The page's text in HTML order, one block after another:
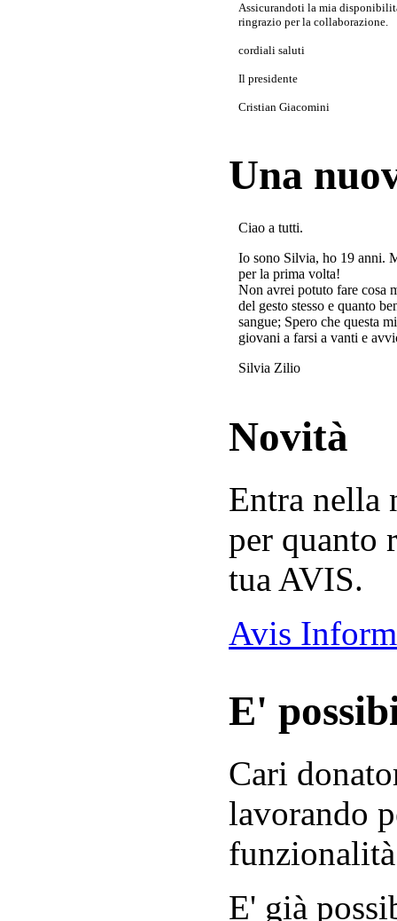
Assicurandoti la mia
ringrazio per la collaborazione.
cordiali saluti
Il presidente
Cristian Giacomini
Una
Ciao a tutti.
Io sono Silvia, ho 19 anni.
per la prima volta!
Non avrei potuto fare cosa
del gesto stesso e quanto
sangue; Spero che questa
giovani a farsi a vanti e
Silvia Zilio
Novità
Entra nella
per quanto
tua AVIS.
Avis
E'
Cari
lavorando
E' già